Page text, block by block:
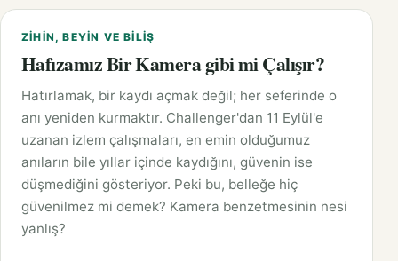
ZIHIN, BEYIN VE BILIŞ
Hafızamız Bir Kamera gibi mi Çalışır?
Hatırlamak, bir kaydı açmak değil; her seferinde o
anı yeniden kurmaktır. Challenger'dan 11 Eylül'e
uzanan izlem çalışmaları, en emin olduğumuz
anıların bile yıllar içinde kaydığını, güvenin ise
düşmediğini gösteriyor. Peki bu, belleğe hiç
güvenilmez mi demek? Kamera benzetmesinin nesi
yanlış?